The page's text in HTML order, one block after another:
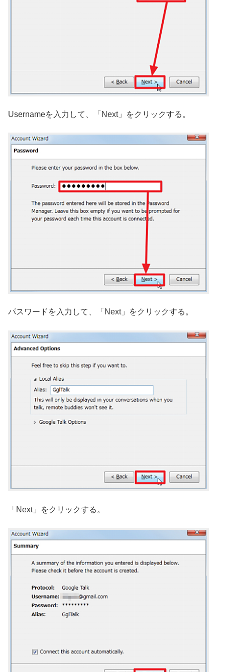
Usernameを入力して、「Next」をクリックする。
パスワードを入力して、「Next」をクリックする。
「Next」をクリックする。